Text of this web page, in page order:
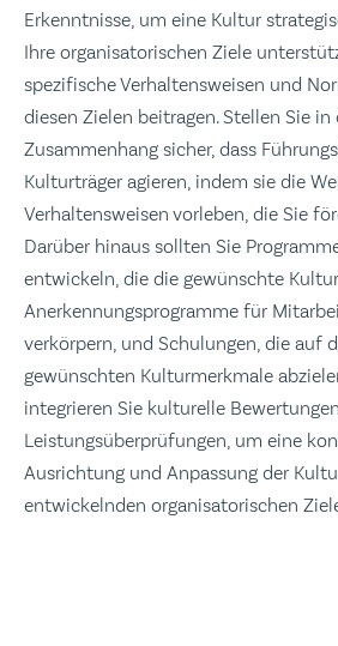
Erkenntnisse, um eine Kultur
Ihre organisatorischen Ziele
spezifische Verhaltensweisen und
diesen Zielen beitragen. Stellen Sie in
Zusammenhang sicher, dass
Kulturträger agieren, indem sie die
Verhaltensweisen vorleben, die Sie
Darüber hinaus sollten Sie
entwickeln, die die gewünschte
Anerkennungsprogramme für
verkörpern, und Schulungen, die auf
gewünschten Kulturmerkmale
integrieren Sie kulturelle
Leistungsüberprüfungen, um eine
Ausrichtung und Anpassung der
entwickelnden organisatorischen